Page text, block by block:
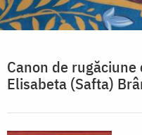
Canon de
Elisabeta (Safta)